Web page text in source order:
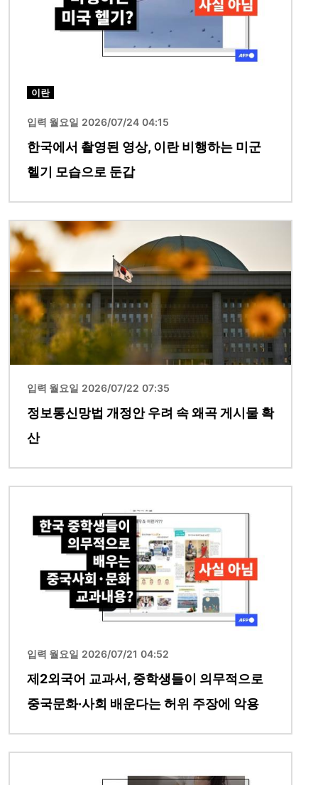
이란
입력 월요일 2026/07/24 04:15
한국에서 촬영된 영상, 이란 비행하는 미군
헬기 모습으로 둔갑
이미지
입력 월요일 2026/07/22 07:35
정보통신망법 개정안 우려 속 왜곡 게시물 확
산
입력 월요일 2026/07/21 04:52
제2외국어 교과서, 중학생들이 의무적으로
중국문화·사회 배운다는 허위 주장에 악용